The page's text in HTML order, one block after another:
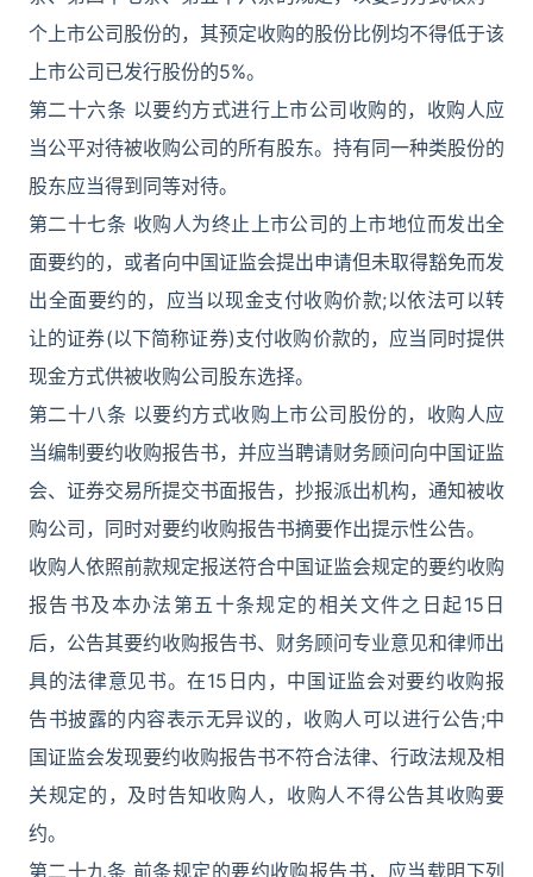
个上市公司股份的，其预定收购的股份比例均不得低于该
上市公司已发行股份的5%。
第二十六条 以要约方式进行上市公司收购的，收购人应
当公平对待被收购公司的所有股东。持有同一种类股份的
股东应当得到同等对待。
第二十七条 收购人为终止上市公司的上市地位而发出全
面要约的，或者向中国证监会提出申请但未取得豁免而发
出全面要约的，应当以现金支付收购价款;以依法可以转
让的证券(以下简称证券)支付收购价款的，应当同时提供
现金方式供被收购公司股东选择。
第二十八条 以要约方式收购上市公司股份的，收购人应
当编制要约收购报告书，并应当聘请财务顾问向中国证监
会、证券交易所提交书面报告，抄报派出机构，通知被收
购公司，同时对要约收购报告书摘要作出提示性公告。
收购人依照前款规定报送符合中国证监会规定的要约收购
报告书及本办法第五十条规定的相关文件之日起15日
后，公告其要约收购报告书、财务顾问专业意见和律师出
具的法律意见书。在15日内，中国证监会对要约收购报
告书披露的内容表示无异议的，收购人可以进行公告;中
国证监会发现要约收购报告书不符合法律、行政法规及相
关规定的，及时告知收购人，收购人不得公告其收购要
约。
第二十九条 前条规定的要约收购报告书，应当载明下列